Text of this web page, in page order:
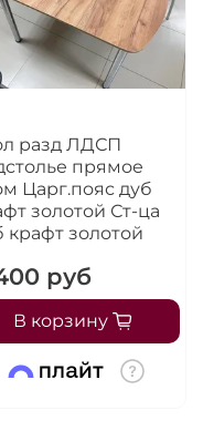
разд ЛДСП
прямое
Царг.пояс дуб
золотой Ст-ца
крафт золотой
руб
В корзину